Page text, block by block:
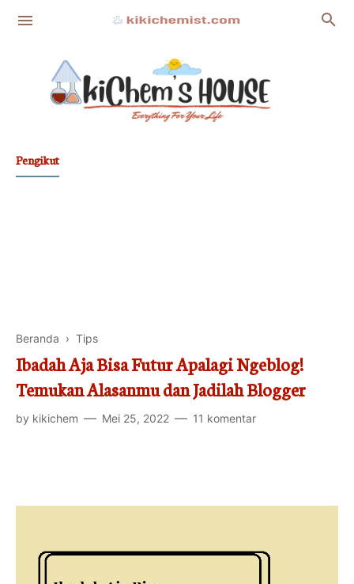
Rekomendasi
Motivasi
Kecantikan
Pengikut
Beranda › Tips
Ibadah Aja Bisa Futur Apalagi Ngeblog!
Temukan Alasanmu dan Jadilah Blogger
by kikichem Mei 25, 2022 11 komentar